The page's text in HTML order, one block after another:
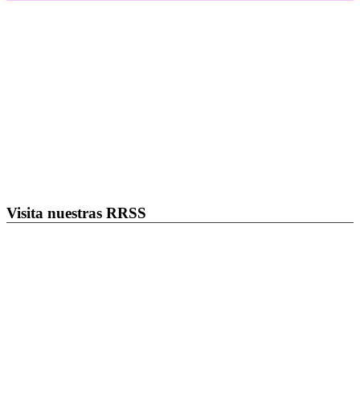
Visita nuestras RRSS